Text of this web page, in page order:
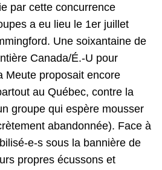
par cette concurrence
a eu lieu le 1er juillet
Une soixantaine de
Canada/É.-U pour
Meute proposait encore
au Québec, contre la
groupe qui espère mousser
abandonnée). Face à
e-s sous la bannière de
propres écussons et